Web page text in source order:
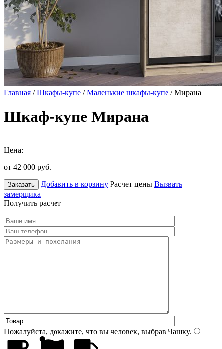
Главная /Шкафы-купе /Маленькие шкафы-купе / Мирана
Шкаф-купе Мирана
Цена:
от 42 000 руб.
Заказать Добавить в корзину Расчет цены Вызвать
замерщика
Получить расчет
Пожалуйста, докажите, что вы человек, выбрав Чашку.